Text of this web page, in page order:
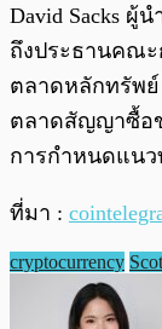
David Sacks
ถึงประธานคณ
ตลาดหลักทรัพย์
ตลาดสัญญาซื้อข
การกำหนดแน
ที่มา :
cryptocurrency